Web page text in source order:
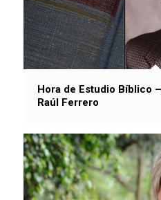
Hora de Estudio Bíblico
Raúl Ferrero